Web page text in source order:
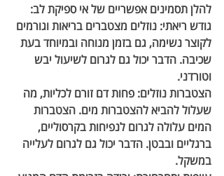
להלן תסמינים אפשריים של אי ספיקת לב:
גודש ריאתי: נוזלים מצטברים בריאות וגורמים
לקוצר נשימה, גם בזמן מנוחה ובמיוחד בעת
שכיבה. הדבר יכול גם לגרום לשיעול יבש
וטורדני.
הצטברות נוזלים: פחות דם זורם לכליות, מה
שעלול להביא להצטברות מים. הצטברות
המים עלולה לגרום לנפיחות בקרסוליים,
ברגליים ובבטן. הדבר יכול גם לגרום לעלייה
במשקל.